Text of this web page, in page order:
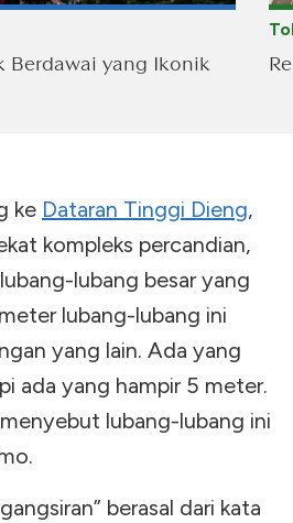
Berdawai yang Ikonik
ke Dataran Tinggi Dieng,
kompleks percandian,
lubang besar yang
lubang-lubang ini
yang lain. Ada yang
ada yang hampir 5 meter.
lubang-lubang ini
berasal dari kata